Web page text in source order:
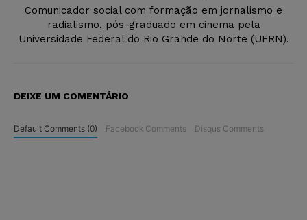
Comunicador social com formação em jornalismo e
radialismo, pós-graduado em cinema pela
Universidade Federal do Rio Grande do Norte (UFRN).
DEIXE UM COMENTÁRIO
Default Comments (0) Facebook Comments Disqus Comments